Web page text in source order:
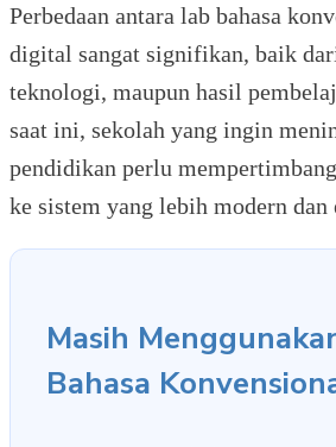
Perbedaan antara lab bahasa
digital sangat signifikan, baik
teknologi, maupun hasil
saat ini, sekolah yang ingin
pendidikan perlu
ke sistem yang lebih modern
Masih
Bahasa